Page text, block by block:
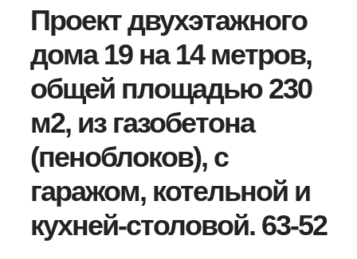
Проект двухэтажного
дома 19 на 14 метров,
общей площадью 230
м2, из газобетона
(пеноблоков), c
гаражом, котельной и
кухней-столовой. 63-52